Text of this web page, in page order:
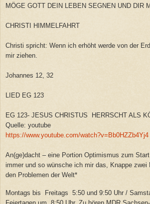
MÖGE GOTT DEIN LEBEN SEGNEN UND DIR
CHRISTI HIMMELFAHRT
Christi spricht: Wenn ich erhöht werde von der
mir ziehen.
Johannes 12, 32
LIED EG 123
EG 123- JESUS CHRISTUS HERRSCHT ALS
Quelle: youtube
https://www.youtube.com/watch?v=Bb0HZZb4Yj4
An(ge)dacht – eine Portion Optimismus zum
immer und so wünsche ich mir das, Knappe zwei
den Problemen der Welt*
Montags bis Freitags 5:50 und 9:50 Uhr /